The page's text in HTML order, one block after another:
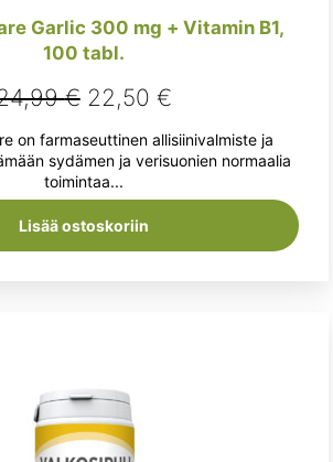
Garlic 300 mg + Vitamin B1,
100 tabl.
€ Alkuperäinen
hinta
oli:
24,99 €.
22,50 €Nykyinen
hinta
on:
22,50 €.
on farmaseuttinen allisiinivalmiste ja
sydämen ja verisuonien normaalia
toimintaa...
Lisää ostoskoriin